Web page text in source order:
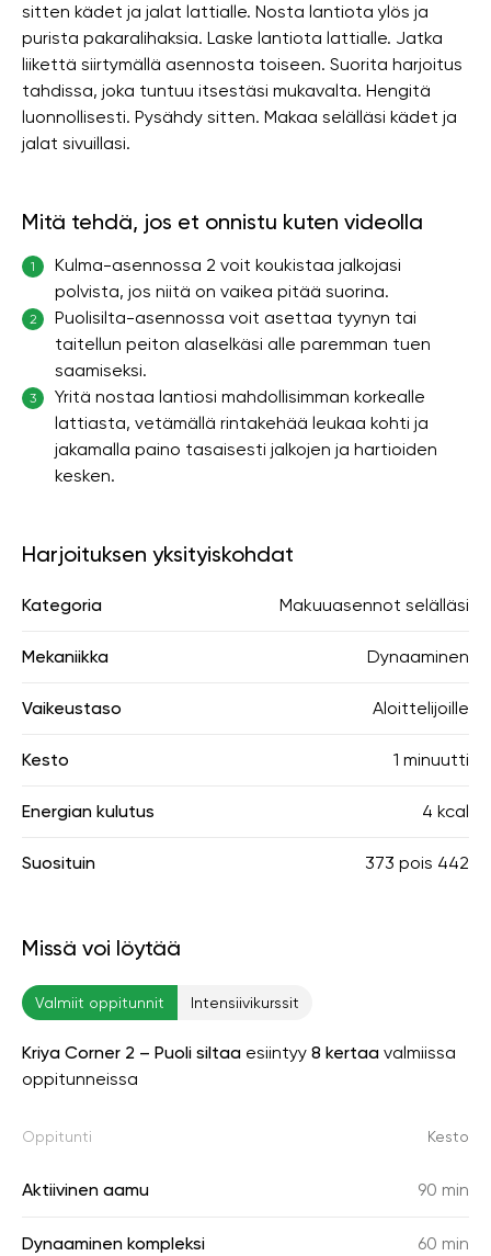
sitten kädet ja jalat lattialle. Nosta lantiota ylös ja
purista pakaralihaksia. Laske lantiota lattialle. Jatka
liikettä siirtymällä asennosta toiseen. Suorita harjoitus
tahdissa, joka tuntuu itsestäsi mukavalta. Hengitä
luonnollisesti. Pysähdy sitten. Makaa selälläsi kädet ja
jalat sivuillasi.
Mitä tehdä, jos et onnistu kuten videolla
1
Kulma-asennossa 2 voit koukistaa jalkojasi
polvista, jos niitä on vaikea pitää suorina.
2
Puolisilta-asennossa voit asettaa tyynyn tai
taitellun peiton alaselkäsi alle paremman tuen
saamiseksi.
3
Yritä nostaa lantiosi mahdollisimman korkealle
lattiasta, vetämällä rintakehää leukaa kohti ja
jakamalla paino tasaisesti jalkojen ja hartioiden
kesken.
Harjoituksen yksityiskohdat
Kategoria Makuuasennot selälläsi
Mekaniikka Dynaaminen
Vaikeustaso Aloittelijoille
Kesto 1 minuutti
Energian kulutus 4 kcal
Suosituin 373 pois 442
Missä voi löytää
Valmiit oppitunnit Intensiivikurssit
Kriya Corner 2 – Puoli siltaa esiintyy 8 kertaa valmiissa
oppitunneissa
Oppitunti Kesto
Aktiivinen aamu 90 min
Dynaaminen kompleksi 60 min